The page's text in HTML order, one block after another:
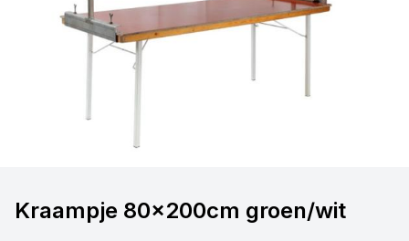
Kraampje 80x200cm groen/wit